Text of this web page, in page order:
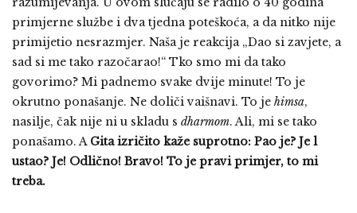
primjerne službe i dva tjedna poteškoća, a da nitko nije
primijetio nesrazmjer. Naša je reakcija „Dao si zavjete, a
sad si me tako razočarao!“ Tko smo mi da tako
govorimo? Mi padnemo svake dvije minute! To je
okrutno ponašanje. Ne doliči vaišnavi. To je himsa,
nasilje, čak nije ni u skladu s dharmom. Ali, mi se tako
ponašamo. A Gita izričito kaže suprotno: Pao je? Je l
ustao? Je! Odlično! Bravo! To je pravi primjer, to mi
treba.